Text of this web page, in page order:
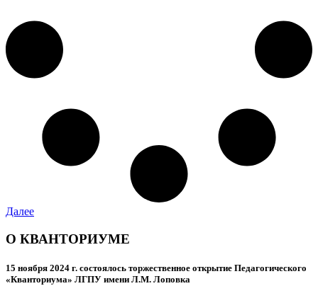
Далее
О КВАНТОРИУМЕ
15 ноября 2024 г. состоялось торжественное открытие Педагогического
«Кванториума» ЛГПУ имени Л.М. Лоповка